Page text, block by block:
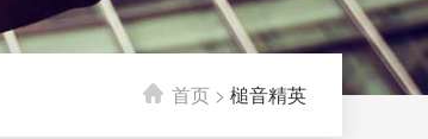
首页 > 槌音精英